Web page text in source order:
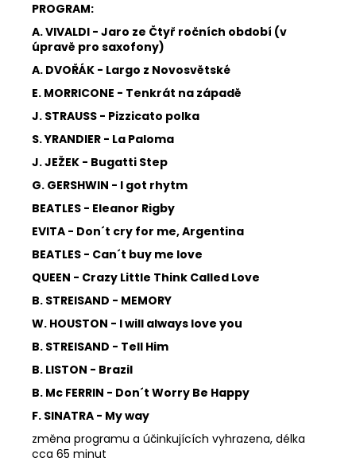
PROGRAM:
A. VIVALDI - Jaro ze Čtyř ročních období (v
úpravě pro saxofony)
A. DVOŘÁK - Largo z Novosvětské
E. MORRICONE - Tenkrát na západě
J. STRAUSS - Pizzicato polka
S. YRANDIER - La Paloma
J. JEŽEK - Bugatti Step
G. GERSHWIN - I got rhytm
BEATLES - Eleanor Rigby
EVITA - Don´t cry for me, Argentina
BEATLES - Can´t buy me love
QUEEN - Crazy Little Think Called Love
B. STREISAND - MEMORY
W. HOUSTON - I will always love you
B. STREISAND - Tell Him
B. LISTON - Brazil
B. Mc FERRIN - Don´t Worry Be Happy
F. SINATRA - My way
změna programu a účinkujících vyhrazena, délka
cca 65 minut